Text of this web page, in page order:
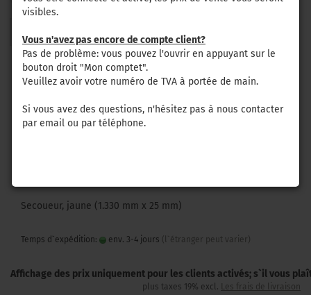
visibles.
Vous n'avez pas encore de compte client?
Pas de problème: vous pouvez l'ouvrir en appuyant sur le
bouton droit "Mon comptet".
Veuillez avoir votre numéro de TVA à portée de main.
Si vous avez des questions, n'hésitez pas à nous contacter
par email ou par téléphone.
Secoueur, jaune (1.330 mm x 25 mm)
Temps d`expédition: env. 3-4 jours (l`étranger peut varier)
Affichage des prix uniquement pour les clients activés; s`il vous
plus taxes 19% excl. Les frais de livraison